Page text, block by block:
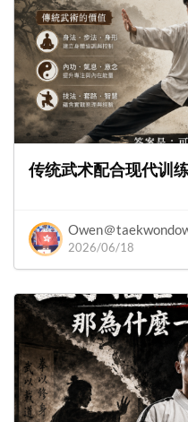
传统武术配合现代训
Owen＠
2026/06/18